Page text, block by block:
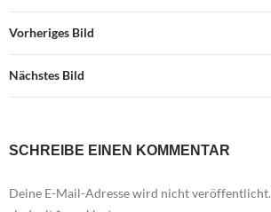
Vorheriges Bild
Nächstes Bild
SCHREIBE EINEN KOMMENTAR
Deine E-Mail-Adresse wird nicht veröffentlicht.